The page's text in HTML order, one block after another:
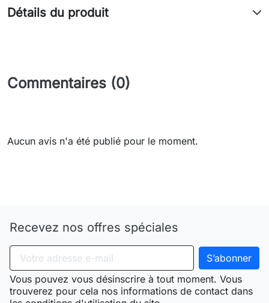
Détails du produit
Commentaires (0)
Aucun avis n'a été publié pour le moment.
Recevez nos offres spéciales
Vous pouvez vous désinscrire à tout moment. Vous
trouverez pour cela nos informations de contact dans